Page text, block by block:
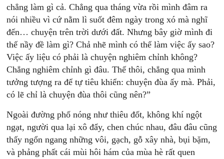
chẳng làm gì cả. Chẳng qua tháng vừa rồi mình đâm ra
nói nhiều vì cứ nằm lì suốt đêm ngày trong xó mà nghĩ
đến… chuyện trên trời dưới đất. Nhưng bây giờ mình đi
thế nầy đề làm gì? Chả nhẽ mình có thể làm việc ấy sao?
Việc ấy liệu có phải là chuyện nghiêm chỉnh không?
Chẳng nghiêm chỉnh gì đâu. Thế thôi, chẳng qua mình
tưởng tượng ra để tự tiêu khiển: chuyện đùa ấy mà. Phải,
có lẽ chỉ là chuyện đùa thôi cũng nên?”
Ngoài đường phố nóng như thiêu đốt, không khí ngột
ngạt, người qua lại xô đẩy, chen chúc nhau, đâu đâu cũng
thấy ngổn ngang những vôi, gạch, gỗ xây nhà, bụi bặm,
và phảng phất cái mùi hôi hám của mùa hè rất quen